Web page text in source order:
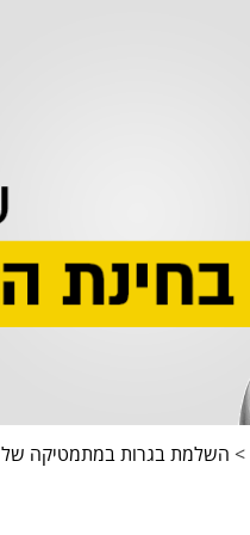
> השלמת בגרות במתמטיקה של High-Q